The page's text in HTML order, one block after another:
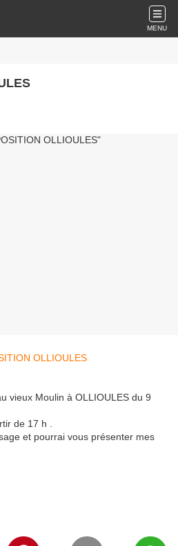
MENU
vieux Moulin à OLLIOULES du 9
de 17 h .
et pourrai vous présenter mes